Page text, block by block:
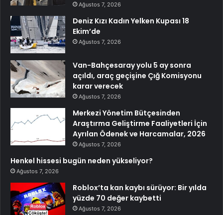
Ağustos 7, 2026
Deniz Kızı Kadın Yelken Kupası 18
Ekim’de
Ağustos 7, 2026
Van-Bahçesaray yolu 5 ay sonra
açıldı, araç geçişine Çığ Komisyonu
karar verecek
Ağustos 7, 2026
Merkezi Yönetim Bütçesinden
Araştırma Geliştirme Faaliyetleri İçin
Ayrılan Ödenek ve Harcamalar, 2026
Ağustos 7, 2026
Henkel hissesi bugün neden yükseliyor?
Ağustos 7, 2026
Roblox’ta kan kaybı sürüyor: Bir yılda
yüzde 70 değer kaybetti
Ağustos 7, 2026